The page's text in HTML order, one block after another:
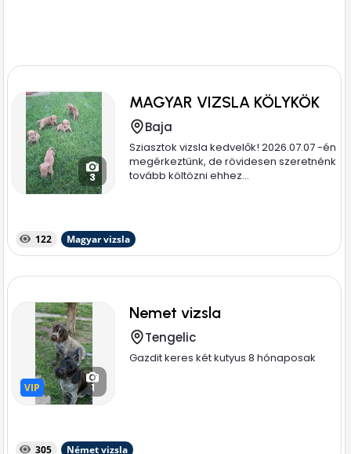
3
MAGYAR VIZSLA KÖLYKÖK
Baja
Sziasztok vizsla kedvelők! 2026.07.07 -én
megérkeztünk, de rövidesen szeretnénk
tovább költözni ehhez...
122 Magyar vizsla
VIP
VIP 1
Nemet vizsla
Tengelic
Gazdit keres két kutyus 8 hónaposak
305 Német vizsla